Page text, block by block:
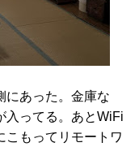
にあった。金庫な
入ってる。あとWiFi
こもってリモートワ